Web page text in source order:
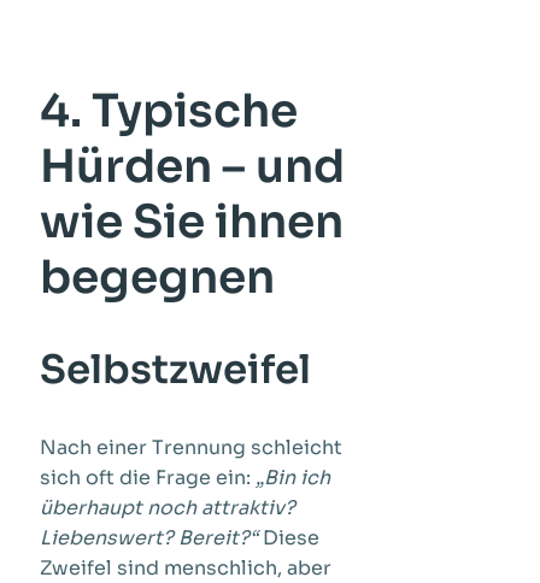
4. Typische
Hürden – und
wie Sie ihnen
begegnen
Selbstzweifel
Nach einer Trennung schleicht
sich oft die Frage ein: „Bin ich
überhaupt noch attraktiv?
Liebenswert? Bereit?“Diese
Zweifel sind menschlich, aber